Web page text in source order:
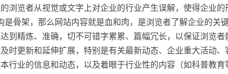
浏览者从视觉或文字上对企业的行业产生误解，使得企业的
架，那么网站内容就是血和肉，是浏览者了解企业的关键
到精炼、准确，切不可错字累累、篇幅冗长，以保证浏览
及时更新和延伸扩展，特别是有关最新动态、企业重大
行业的信息和动态，以及着眼于行业性的内容（如科普教